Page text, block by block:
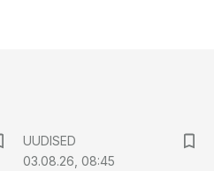
UUDISED
03.08.26, 08:45